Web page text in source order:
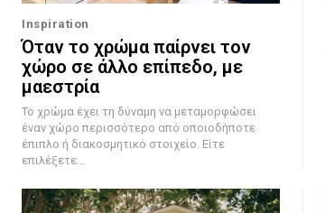
Inspiration
Όταν το χρώμα παίρνει τον
χώρο σε άλλο επίπεδο, με
μαεστρία
Το χρώμα έχει τη δύναμη να μεταμορφώσει
έναν χώρο περισσότερο από οποιοδήποτε
έπιπλο ή διακοσμητικό στοιχείο. Είτε
επιλέξετε...